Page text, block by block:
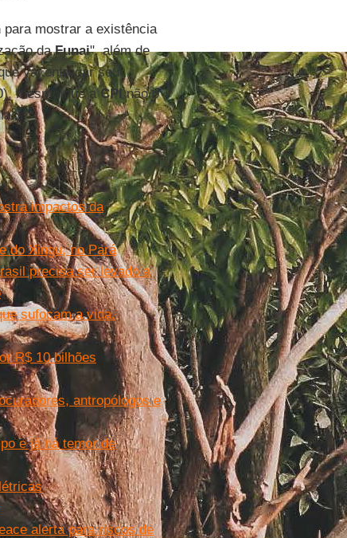
para mostrar a existência
daFunai", além de
vai entregar seu
mesmo que aCPInão o
impactos da
do Xingu, no Pará
precisa ser levado a
sufocam a vida.
R$ 10 bilhões
antropólogos e
e já há temor de
alerta para riscos de